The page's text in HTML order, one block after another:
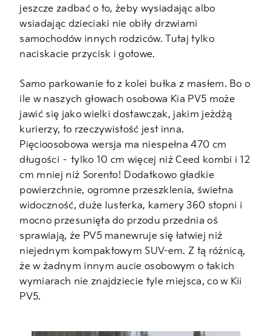
jeszcze zadbać o to, żeby wysiadając albo
wsiadając dzieciaki nie obiły drzwiami
samochodów innych rodziców. Tutaj tylko
naciskacie przycisk i gotowe.
Samo parkowanie to z kolei bułka z masłem. Bo o
ile w naszych głowach osobowa Kia PV5 może
jawić się jako wielki dostawczak, jakim jeżdżą
kurierzy, to rzeczywistość jest inna.
Pięcioosobowa wersja ma niespełna 470 cm
długości – tylko 10 cm więcej niż Ceed kombi i 12
cm mniej niż Sorento! Dodatkowo gładkie
powierzchnie, ogromne przeszklenia, świetna
widoczność, duże lusterka, kamery 360 stopni i
mocno przesunięta do przodu przednia oś
sprawiają, że PV5 manewruje się łatwiej niż
niejednym kompaktowym SUV-em. Z tą różnicą,
że w żadnym innym aucie osobowym o takich
wymiarach nie znajdziecie tyle miejsca, co w Kii
PV5.